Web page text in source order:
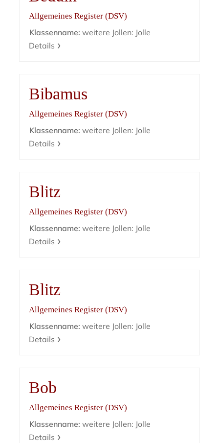
Allgemeines Register (DSV)
Klassenname: weitere Jollen: Jolle
Details
Bibamus
Allgemeines Register (DSV)
Klassenname: weitere Jollen: Jolle
Details
Blitz
Allgemeines Register (DSV)
Klassenname: weitere Jollen: Jolle
Details
Blitz
Allgemeines Register (DSV)
Klassenname: weitere Jollen: Jolle
Details
Bob
Allgemeines Register (DSV)
Klassenname: weitere Jollen: Jolle
Details